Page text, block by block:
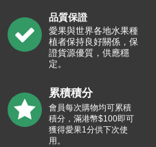
品質保證
愛果與世界各地水果種
植者保持良好關係，保
證貨源優質，供應穩
定。
累積積分
會員每次購物均可累積
積分，滿港幣$100即可
獲得愛果1分供下次使
用。